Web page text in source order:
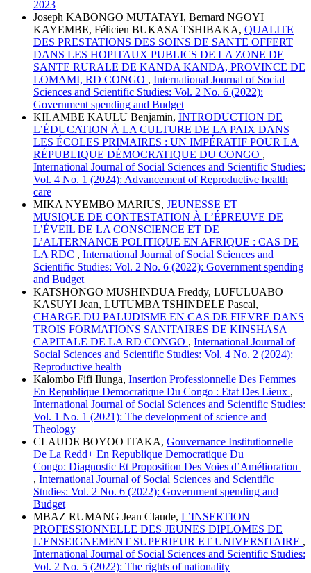
2023
Joseph KABONGO MUTATAYI, Bernard NGOYI
KAYEMBE, Félicien BUKASA TSHIBAKA, QUALITE
DES PRESTATIONS DES SOINS DE SANTE OFFERT
DANS LES HOPITAUX PUBLICS DE LA ZONE DE
SANTE RURALE DE KANDA KANDA, PROVINCE DE
LOMAMI, RD CONGO , International Journal of Social
Sciences and Scientific Studies: Vol. 2 No. 6 (2022):
Government spending and Budget
KILAMBE KAULU Benjamin, INTRODUCTION DE
L’ÉDUCATION À LA CULTURE DE LA PAIX DANS
LES ÉCOLES PRIMAIRES : UN IMPÉRATIF POUR LA
RÉPUBLIQUE DÉMOCRATIQUE DU CONGO ,
International Journal of Social Sciences and Scientific Studies:
Vol. 4 No. 1 (2024): Advancement of Reproductive health
care
MIKA NYEMBO MARIUS, JEUNESSE ET
MUSIQUE DE CONTESTATION À L’ÉPREUVE DE
L’ÉVEIL DE LA CONSCIENCE ET DE
L’ALTERNANCE POLITIQUE EN AFRIQUE : CAS DE
LA RDC , International Journal of Social Sciences and
Scientific Studies: Vol. 2 No. 6 (2022): Government spending
and Budget
KATSHONGO MUSHINDUA Freddy, LUFULUABO
KASUYI Jean, LUTUMBA TSHINDELE Pascal,
CHARGE DU PALUDISME EN CAS DE FIEVRE DANS
TROIS FORMATIONS SANITAIRES DE KINSHASA
CAPITALE DE LA RD CONGO , International Journal of
Social Sciences and Scientific Studies: Vol. 4 No. 2 (2024):
Reproductive health
Kalombo Fifi Ilunga, Insertion Professionnelle Des Femmes
En Republique Democratique Du Congo : Etat Des Lieux ,
International Journal of Social Sciences and Scientific Studies:
Vol. 1 No. 1 (2021): The development of science and
Theology
CLAUDE BOYOO ITAKA, Gouvernance Institutionnelle
De La Redd+ En Republique Democratique Du
Congo: Diagnostic Et Proposition Des Voies d’Amélioration
, International Journal of Social Sciences and Scientific
Studies: Vol. 2 No. 6 (2022): Government spending and
Budget
MBAZ RUMANG Jean Claude, L’INSERTION
PROFESSIONNELLE DES JEUNES DIPLOMES DE
L’ENSEIGNEMENT SUPERIEUR ET UNIVERSITAIRE ,
International Journal of Social Sciences and Scientific Studies:
Vol. 2 No. 5 (2022): The rights of nationality